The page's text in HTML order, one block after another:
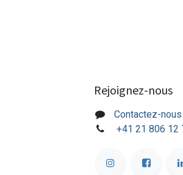
Rejoignez-nous
Contactez-nous
+41 21 806 12